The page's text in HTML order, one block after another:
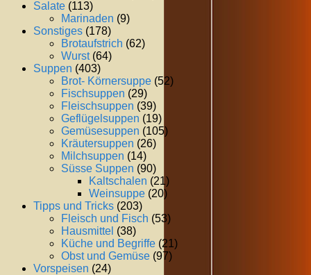
Salate (113)
Marinaden (9)
Sonstiges (178)
Brotaufstrich (62)
Wurst(64)
Suppen (403)
Brot- Körnersuppe (52)
Fischsuppen (29)
Fleischsuppen (39)
Geflügelsuppen (19)
Gemüsesuppen (105)
Kräutersuppen (26)
Milchsuppen (14)
Süsse Suppen (90)
Kaltschalen (21)
Weinsuppe (20)
Tipps und Tricks (203)
Fleisch und Fisch (53)
Hausmittel (38)
Küche und Begriffe (21)
Obst und Gemüse (97)
Vorspeisen (24)